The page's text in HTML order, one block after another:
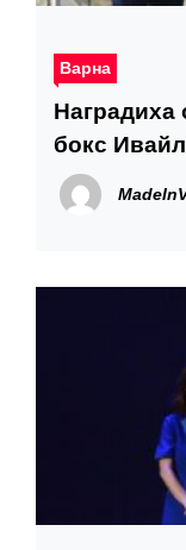
Варна
бокс